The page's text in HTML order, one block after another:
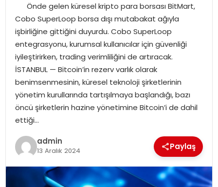
YAŞAM
MAGAZIN
SAĞLIK
SOSYAL HABER
Önde gelen küresel kripto para borsası BitMart,
Cobo SuperLoop borsa dışı mutabakat ağıyla
işbirliğine gittiğini duyurdu. Cobo SuperLoop
entegrasyonu, kurumsal kullanıcılar için güvenliği
iyileştirirken, trading verimliliğini de artıracak.
İSTANBUL — Bitcoin’in rezerv varlık olarak
benimsenmesinin, küresel teknoloji şirketlerinin
yönetim kurullarında tartışılmaya başlandığı, bazı
öncü şirketlerin hazine yönetimine Bitcoin’i de dahil
ettiği…
admin
13 Aralık 2024 Paylaş